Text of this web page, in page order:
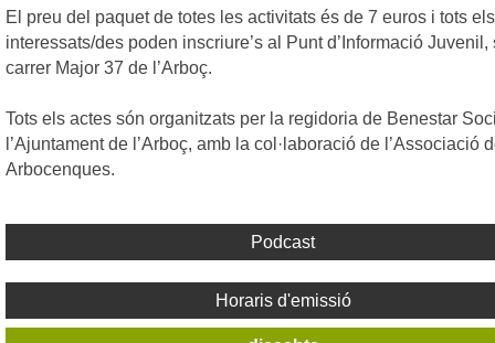
El preu del paquet de totes les activitats és de 7 euros i tots els
interessats/des poden inscriure’s al Punt d’Informació Juvenil,
carrer Major 37 de l’Arboç.
Tots els actes són organitzats per la regidoria de Benestar
l’Ajuntament de l’Arboç, amb la col·laboració de l’Associació
Arbocenques.
Podcast
Horaris d'emissió